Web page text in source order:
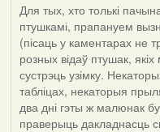
Для тых, хто толькі
птушкамі, прапануем
(пісаць у каментарах не
розных відаў птушак,
сустрэць узімку.
табліцах, некаторыя
два дні гэты ж малюнак
праверыць дакладнасць